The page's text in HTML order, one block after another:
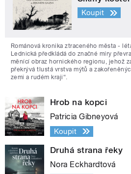
Koupit
Románová kronika ztraceného města -
Lednická předkládá do značné míry
měnící obraz hornického regionu, jehož
překrývá tlustá vrstva mýtů a
zemi a rudém kraji“.
Hrob na kopci
Patricia Gibneyová
Koupit
Druhá strana řeky
Nora Eckhardtová